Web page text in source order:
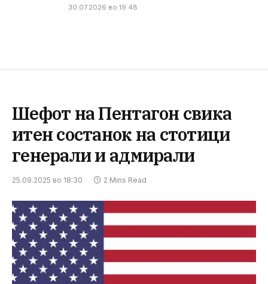
30.07.2026 во 19:48
Шефот на Пентагон свика
итен состанок на стотици
генерали и адмирали
25.09.2025 во 18:30 2 Mins Read